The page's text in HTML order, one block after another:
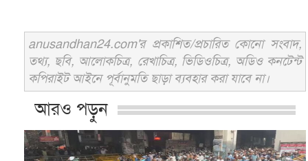
anusandhan24.com'র প্রকাশিত/প্রচারিত কোনো সংবাদ,
তথ্য, ছবি, আলোকচিত্র, রেখাচিত্র, ভিডিওচিত্র, অডিও কনটেন্ট
কপিরাইট আইনে পূর্বানুমতি ছাড়া ব্যবহার করা যাবে না।
আরও পড়ুন